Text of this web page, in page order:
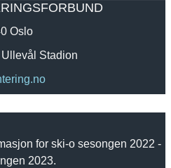
Oslo
Stadion
for ski-o sesongen 2022 -
2023.